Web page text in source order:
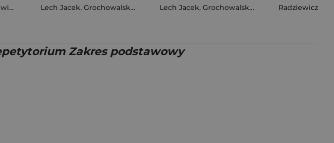
Wojaczek Adam
Lech Jacek, Grochowalska Marzenna Lech Jacek, Grochowalska Marzenna Radziewicz
Zakres podstawowy